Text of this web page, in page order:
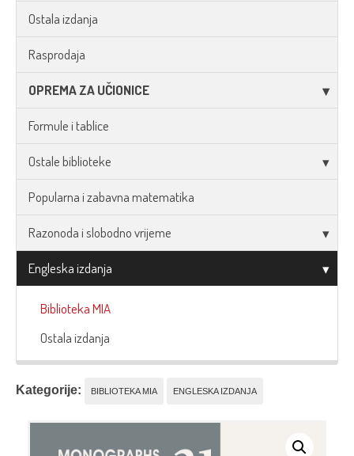
Ostala izdanja
Rasprodaja
OPREMA ZA UČIONICE
Formule i tablice
Ostale biblioteke
Popularna i zabavna matematika
Razonoda i slobodno vrijeme
Engleska izdanja
Biblioteka MIA
Ostala izdanja
Kategorije: BIBLIOTEKA MIA ENGLESKA IZDANJA